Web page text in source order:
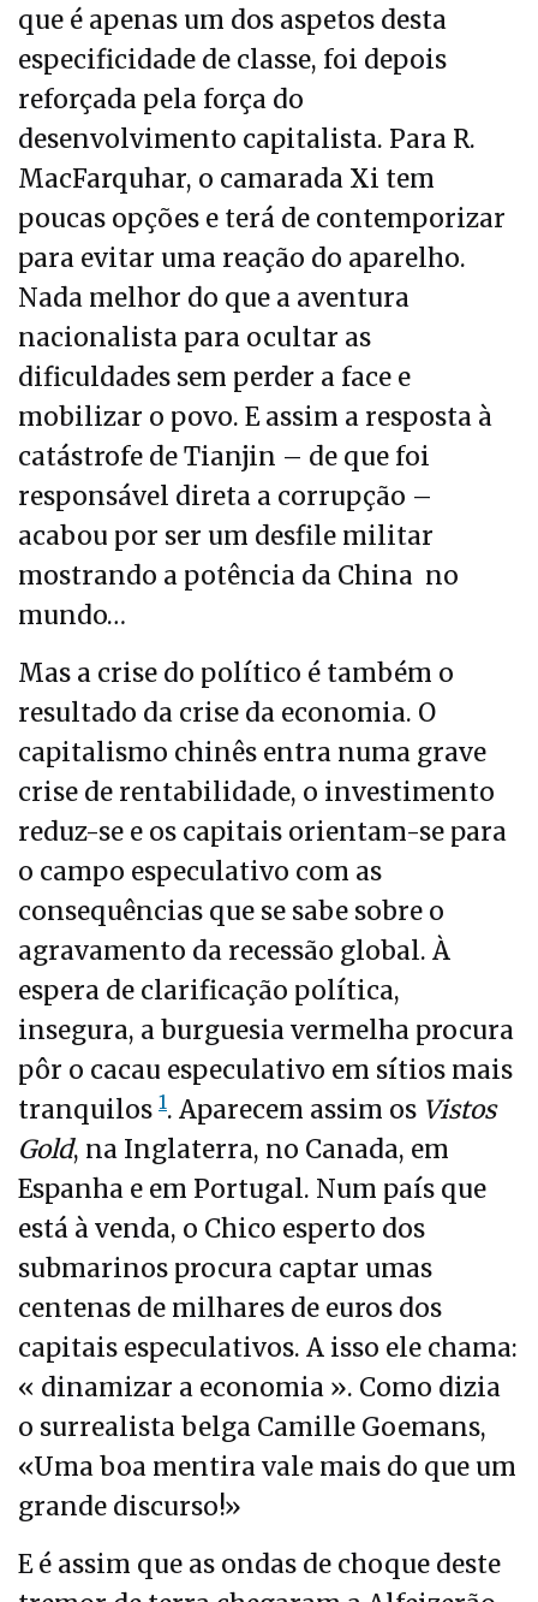
que é apenas um dos aspetos desta
especificidade de classe, foi depois
reforçada pela força do
desenvolvimento capitalista. Para R.
MacFarquhar, o camarada Xi tem
poucas opções e terá de contemporizar
para evitar uma reação do aparelho.
Nada melhor do que a aventura
nacionalista para ocultar as
dificuldades sem perder a face e
mobilizar o povo. E assim a resposta à
catástrofe de Tianjin – de que foi
responsável direta a corrupção –
acabou por ser um desfile militar
mostrando a potência da China no
mundo…
Mas a crise do político é também o
resultado da crise da economia. O
capitalismo chinês entra numa grave
crise de rentabilidade, o investimento
reduz-se e os capitais orientam-se para
o campo especulativo com as
consequências que se sabe sobre o
agravamento da recessão global. À
espera de clarificação política,
insegura, a burguesia vermelha procura
pôr o cacau especulativo em sítios mais
tranquilos 1. Aparecem assim os Vistos
Gold, na Inglaterra, no Canada, em
Espanha e em Portugal. Num país que
está à venda, o Chico esperto dos
submarinos procura captar umas
centenas de milhares de euros dos
capitais especulativos. A isso ele chama:
« dinamizar a economia ». Como dizia
o surrealista belga Camille Goemans,
«Uma boa mentira vale mais do que um
grande discurso!»
E é assim que as ondas de choque deste